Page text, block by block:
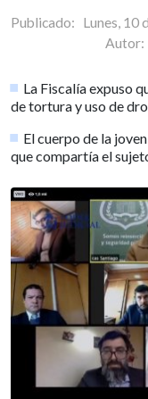
Publicado: Lunes, 10
Autor:
La Fiscalía expuso
de tortura y uso de
El cuerpo de la
que compartía el